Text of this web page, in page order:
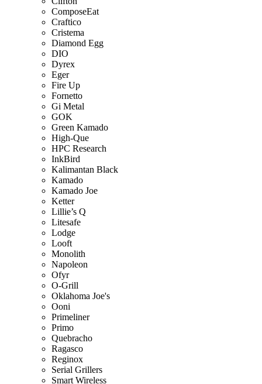
ComposeEat
Craftico
Cristema
Diamond Egg
DIO
Dyrex
Eger
Fire Up
Fornetto
Gi Metal
GOK
Green Kamado
High-Que
HPC Research
InkBird
Kalimantan Black
Kamado
Kamado Joe
Ketter
Lillie’s Q
Litesafe
Lodge
Looft
Monolith
Napoleon
Ofyr
O-Grill
Oklahoma Joe's
Ooni
Primeliner
Primo
Quebracho
Ragasco
Reginox
Serial Grillers
Smart Wireless